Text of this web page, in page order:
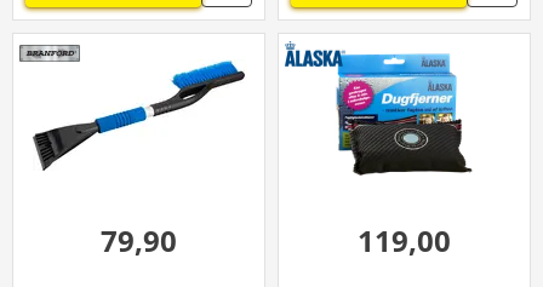
79,90 119,00